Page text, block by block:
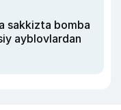
sakkizta bomba
ayblovlardan